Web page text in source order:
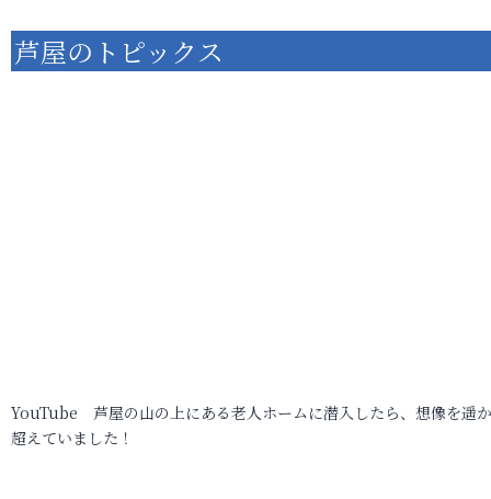
芦屋のトピックス
YouTube 芦屋の山の上にある老人ホームに潜入したら、想像を遥
超えていました！